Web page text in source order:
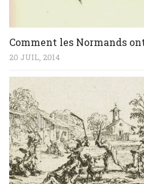
Comment les Normands
20 JUIL, 2014